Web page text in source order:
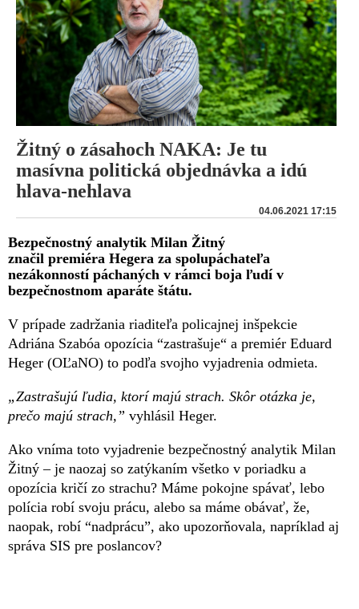
Žitný o zásahoch NAKA: Je tu
masívna politická objednávka a idú
hlava-nehlava
04.06.2021 17:15
Bezpečnostný analytik Milan Žitný
značil premiéra Hegera za spolupáchateľa
nezákonností páchaných v rámci boja ľudí v
bezpečnostnom aparáte štátu.
V prípade zadržania riaditeľa policajnej inšpekcie
Adriána Szabóa opozícia “zastrašuje“ a premiér Eduard
Heger (OĽaNO) to podľa svojho vyjadrenia odmieta.
„Zastrašujú ľudia, ktorí majú strach. Skôr otázka je,
prečo majú strach,” vyhlásil Heger.
Ako vníma toto vyjadrenie bezpečnostný analytik Milan
Žitný – je naozaj so zatýkaním všetko v poriadku a
opozícia kričí zo strachu? Máme pokojne spávať, lebo
polícia robí svoju prácu, alebo sa máme obávať, že,
naopak, robí “nadprácu”, ako upozorňovala, napríklad aj
správa SIS pre poslancov?